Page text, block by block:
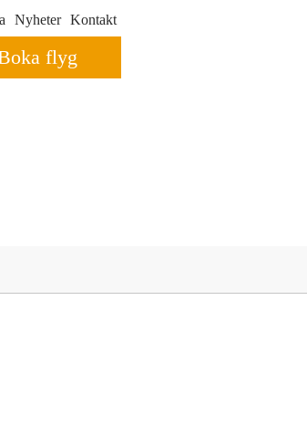
Nyheter Kontakt
flyg